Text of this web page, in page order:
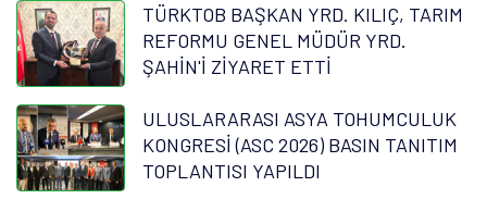
TÜRKTOB BAŞKAN YRD. KILIÇ, TARIM
REFORMU GENEL MÜDÜR YRD.
ŞAHİN'İ ZİYARET ETTİ
ULUSLARARASI ASYA TOHUMCULUK
KONGRESİ (ASC 2026) BASIN TANITIM
TOPLANTISI YAPILDI